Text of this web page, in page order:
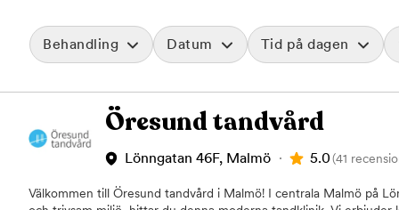
Behandling
Vid värk, olyckor och akuta besvär
Basundersökning
Grundlig kontroll av tänder och tandkött
Professionell rengöring och puts
Datum
Rensa
Tid på dagen
Före klockan
Klockan 09:00 -
Klockan 12:00 -
Öresund tandvård
Lönngatan 46F, Malmö 5.0(41
Välkommen till Öresund tandvård i Malmö! I centrala Malmö på